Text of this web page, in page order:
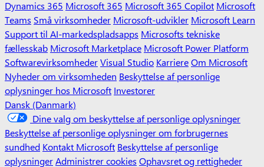
Dynamics 365 Microsoft 365 Microsoft 365 Copilot Microsoft
Teams Små virksomheder Microsoft-udvikler Microsoft Learn
Support til AI-markedspladsapps Microsofts tekniske
fællesskab Microsoft Marketplace Microsoft Power Platform
SoftwarevirksomhederVisual Studio KarriereOm Microsoft
Nyheder om virksomheden Beskyttelse af personlige
oplysninger hos Microsoft Investorer
Dansk (Danmark)
Dine valg om beskyttelse af personlige oplysninger
Beskyttelse af personlige oplysninger om forbrugernes
sundhed Kontakt Microsoft Beskyttelse af personlige
oplysningerAdministrer cookies Ophavsret og rettigheder